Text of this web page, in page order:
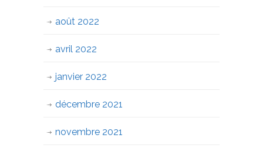
août 2022
avril 2022
janvier 2022
décembre 2021
novembre 2021